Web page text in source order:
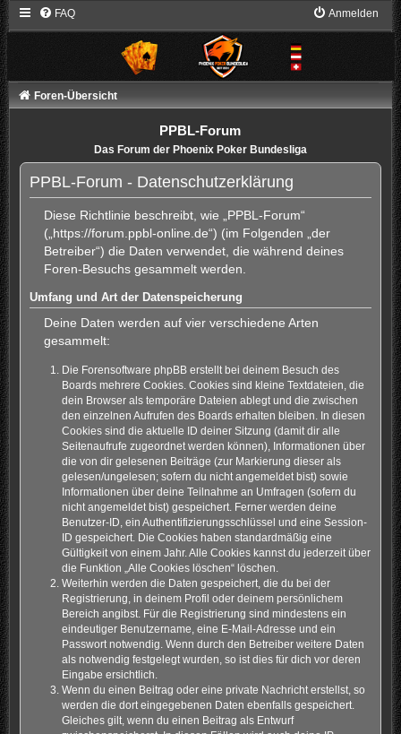
FAQ Anmelden
Foren-Übersicht
PPBL-Forum
Das Forum der Phoenix Poker Bundesliga
PPBL-Forum - Datenschutzerklärung
Diese Richtlinie beschreibt, wie „PPBL-Forum“
(„https://forum.ppbl-online.de“) (im Folgenden „der
Betreiber“) die Daten verwendet, die während deines
Foren-Besuchs gesammelt werden.
Umfang und Art der Datenspeicherung
Deine Daten werden auf vier verschiedene Arten
gesammelt:
Die Forensoftware phpBB erstellt bei deinem Besuch des
Boards mehrere Cookies. Cookies sind kleine Textdateien, die
dein Browser als temporäre Dateien ablegt und die zwischen
den einzelnen Aufrufen des Boards erhalten bleiben. In diesen
Cookies sind die aktuelle ID deiner Sitzung (damit dir alle
Seitenaufrufe zugeordnet werden können), Informationen über
die von dir gelesenen Beiträge (zur Markierung dieser als
gelesen/ungelesen; sofern du nicht angemeldet bist) sowie
Informationen über deine Teilnahme an Umfragen (sofern du
nicht angemeldet bist) gespeichert. Ferner werden deine
Benutzer-ID, ein Authentifizierungsschlüssel und eine Session-
ID gespeichert. Die Cookies haben standardmäßig eine
Gültigkeit von einem Jahr. Alle Cookies kannst du jederzeit über
die Funktion „Alle Cookies löschen“ löschen.
Weiterhin werden die Daten gespeichert, die du bei der
Registrierung, in deinem Profil oder deinem persönlichem
Bereich angibst. Für die Registrierung sind mindestens ein
eindeutiger Benutzername, eine E-Mail-Adresse und ein
Passwort notwendig. Wenn durch den Betreiber weitere Daten
als notwendig festgelegt wurden, so ist dies für dich vor deren
Eingabe ersichtlich.
Wenn du einen Beitrag oder eine private Nachricht erstellst, so
werden die dort eingegebenen Daten ebenfalls gespeichert.
Gleiches gilt, wenn du einen Beitrag als Entwurf